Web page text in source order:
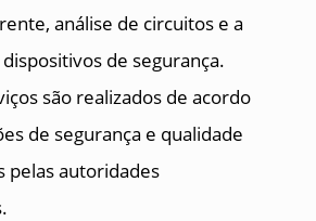
análise de circuitos e a
de segurança.
são realizados de acordo
de segurança e qualidade
pelas autoridades